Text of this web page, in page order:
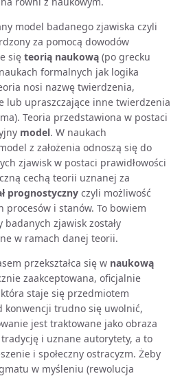
model badanego zjawiska czyli
za pomocą dowodów
się teorią naukową (po grecku
formalnych jak logika
nosi nazwę twierdzenia,
lub upraszczające inne twierdzenia
Teoria przedstawiona w postaci
model. W naukach
z założenia odnoszą się do
zjawisk w postaci prawidłowości
cechą teorii uznanej za
prognostyczny czyli możliwość
procesów i stanów. To bowiem
zjawisk zostały
w ramach danej teorii.
przekształca się w naukową
zaakceptowana, oficjalnie
staje się przedmiotem
konwencji trudno się uwolnić,
jest traktowane jako obraza
i uznane autorytety, a to
i społeczny ostracyzm. Żeby
w myśleniu (rewolucja